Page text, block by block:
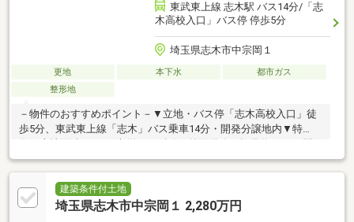
東武東上線 志木駅 バス14分/「志
木高校入口」バス停 停歩5分
埼玉県志木市中宗岡１
更地 本下水
都市ガス
整形地
－物件のおすすめポイント－▼立地・バス停「志木高校入口」徒
歩5分、東武東上線「志木」バス乗車14分・開発分譲地内▼特
口は約8.6m・土地購入から建築への移行が比較的スムーズな建築
条件付宅地販売・都市ガス・本下水対応エリア・現況は更地▼周
辺環境・ダイケーストアー 徒歩5分(約350m)・マミーマート上宗
岡店 徒歩6分(約420m)・志木市立宗岡第四小学校 徒歩9分(約
建築条件付土地
埼玉県志木市中宗岡１ 2,280万円